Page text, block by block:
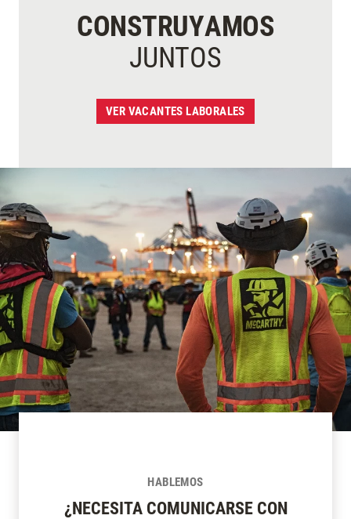
CONSTRUYAMOS
JUNTOS
VER VACANTES LABORALES
HABLEMOS
¿NECESITA COMUNICARSE CON